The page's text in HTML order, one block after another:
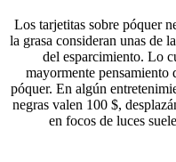
Los tarjetitas sobre póquer
la grasa consideran unas de
del esparcimiento. Lo
mayormente pensamiento
póquer. En algún
negras valen 100 $,
en focos de luces